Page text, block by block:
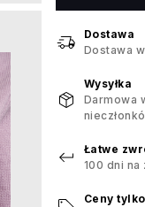
Dostawa
Dostawa
Wysyłka
Darmowa
Łatwe
100 dni na
Ceny